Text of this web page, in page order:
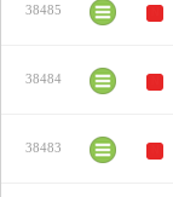
38485
38484
38483